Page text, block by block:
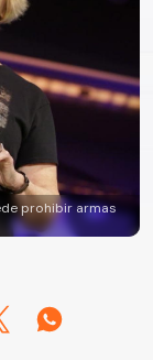
prohibir armas